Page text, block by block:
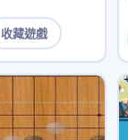
收藏遊戲